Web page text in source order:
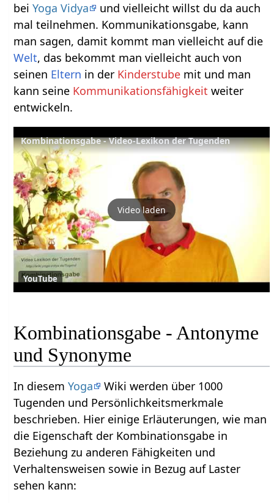
beiYoga Vidya
und vielleicht willst du da auch
mal teilnehmen. Kommunikationsgabe, kann
man sagen, damit kommt man vielleicht auf die
Welt, das bekommt man vielleicht auch von
seinen Eltern in der Kinderstube mit und man
kann seine Kommunikationsfähigkeit weiter
entwickeln.
Kombinationsgabe - Video-Lexikon der Tugenden
Video laden
YouTube
Kombinationsgabe - Antonyme
und Synonyme
In diesemYoga
Wiki werden über 1000
Tugenden und Persönlichkeitsmerkmale
beschrieben. Hier einige Erläuterungen, wie man
die Eigenschaft der Kombinationsgabe in
Beziehung zu anderen Fähigkeiten und
Verhaltensweisen sowie in Bezug auf Laster
sehen kann: